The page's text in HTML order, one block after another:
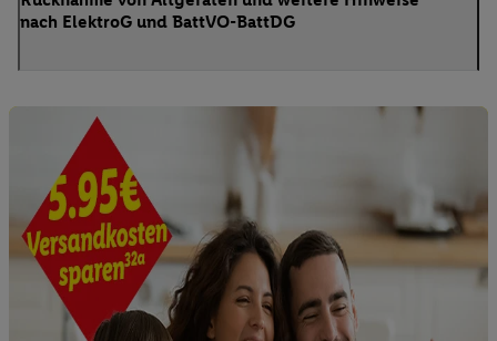
nach ElektroG und BattVO-BattDG